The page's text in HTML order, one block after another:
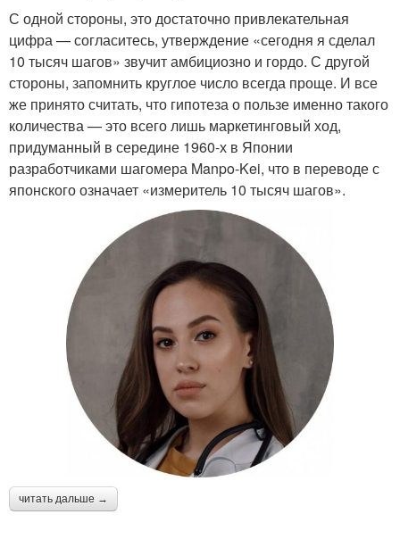
С одной стороны, это достаточно привлекательная
цифра — согласитесь, утверждение «сегодня я сделал
10 тысяч шагов» звучит амбициозно и гордо. С другой
стороны, запомнить круглое число всегда проще. И все
же принято считать, что гипотеза о пользе именно такого
количества — это всего лишь маркетинговый ход,
придуманный в середине 1960-х в Японии
разработчиками шагомера Manpo-Kei, что в переводе с
японского означает «измеритель 10 тысяч шагов».
читать дальше →